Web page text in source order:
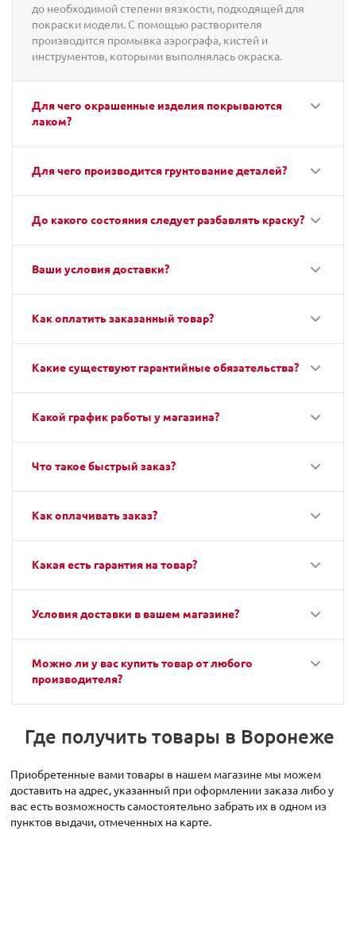
до необходимой степени вязкости, подходящей для
покраски модели. С помощью растворителя
производится промывка аэрографа, кистей и
инструментов, которыми выполнялась окраска.
Для чего окрашенные изделия покрываются
лаком?
Для чего производится грунтование деталей?
До какого состояния следует разбавлять краску?
Ваши условия доставки?
Как оплатить заказанный товар?
Какие существуют гарантийные обязательства?
Какой график работы у магазина?
Что такое быстрый заказ?
Как оплачивать заказ?
Какая есть гарантия на товар?
Условия доставки в вашем магазине?
Можно ли у вас купить товар от любого
производителя?
Где получить товары в Воронеже
Приобретенные вами товары в нашем магазине мы можем
доставить на адрес, указанный при оформлении заказа либо у
вас есть возможность самостоятельно забрать их в одном из
пунктов выдачи, отмеченных на карте.